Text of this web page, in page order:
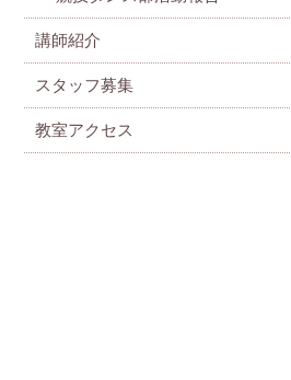
講師紹介
スタッフ募集
教室アクセス